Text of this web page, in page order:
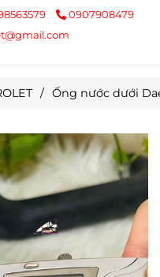
0907908479
/ Ống nước dưới